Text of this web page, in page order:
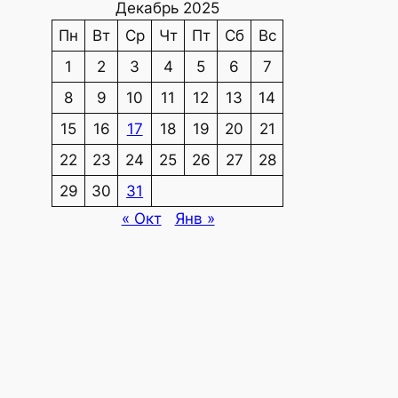
Декабрь 2025
Пн
Вт Ср Чт Пт Сб
Вс
1
2 3 4 5 6
7
8
9 10 11 12 13
14
15
16 17 18 19 20
21
22
23 24 25 26 27
28
29
30
31
« Окт
Янв »